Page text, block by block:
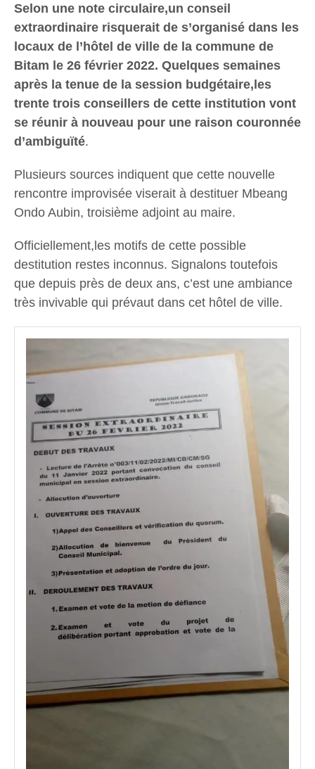
Selon une note circulaire,un conseil
extraordinaire risquerait de s’organisé dans les
locaux de l’hôtel de ville de la commune de
Bitam le 26 février 2022. Quelques semaines
après la tenue de la session budgétaire,les
trente trois conseillers de cette institution vont
se réunir à nouveau pour une raison couronnée
d’ambiguïté.
Plusieurs sources indiquent que cette nouvelle
rencontre improvisée viserait à destituer Mbeang
Ondo Aubin, troisième adjoint au maire.
Officiellement,les motifs de cette possible
destitution restes inconnus. Signalons toutefois
que depuis près de deux ans, c’est une ambiance
très invivable qui prévaut dans cet hôtel de ville.